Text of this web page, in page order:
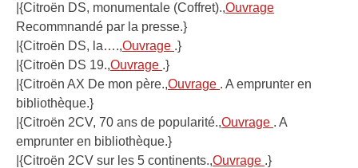
|{Citroën DS, monumentale (Coffret).,Ouvrage
Recommnandé par la presse.}
|{Citroën DS, la….,Ouvrage .}
|{Citroën DS 19.,Ouvrage .}
|{Citroën AX De mon père.,Ouvrage . A emprunter en
bibliothèque.}
|{Citroën 2CV, 70 ans de popularité.,Ouvrage . A
emprunter en bibliothèque.}
|{Citroën 2CV sur les 5 continents.,Ouvrage .}